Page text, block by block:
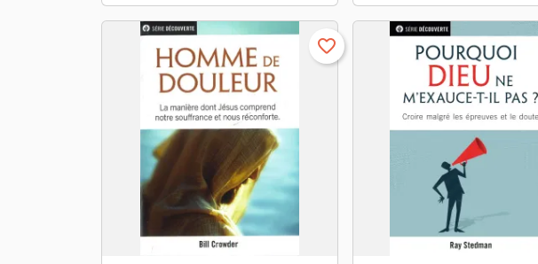
favorite_border